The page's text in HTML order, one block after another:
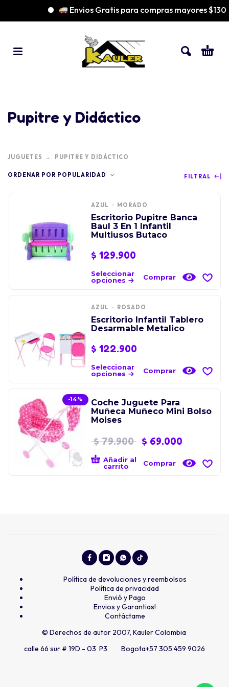
Envios Gratis para compras mayores
Pupitre y Didáctico
JUGUETES PUPITRE Y DIDÁCTICO
ORDENAR POR POPULARIDAD FILTRAL
AZUL MORADO
Escritorio Pupitre Banca
Baul 3 En 1 Infantil
Multiusos Butaco
$ 129.900
Seleccionar
opciones
Comprar
AZUL ROSADO
Escritorio Infantil Tablero
Desarmable Metalico
$ 122.900
Seleccionar
opciones
Comprar
-14%
Coche Juguete Para
Muñeca Muñeco Mini Bolso
Moises
$79.900 $ 69.000
Añadir al
carrito
Comprar
Política de devoluciones y reembolsos
Política de privacidad
Envió y Pago
Envios y Garantias!
Contáctame
© Derechos de autor 2007, Kauler Colombia
calle 66 sur # 19D - 03 P3 Bogota+57 305 459 9026